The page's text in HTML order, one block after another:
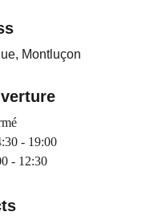
Montluçon
- 19:00
- 12:30